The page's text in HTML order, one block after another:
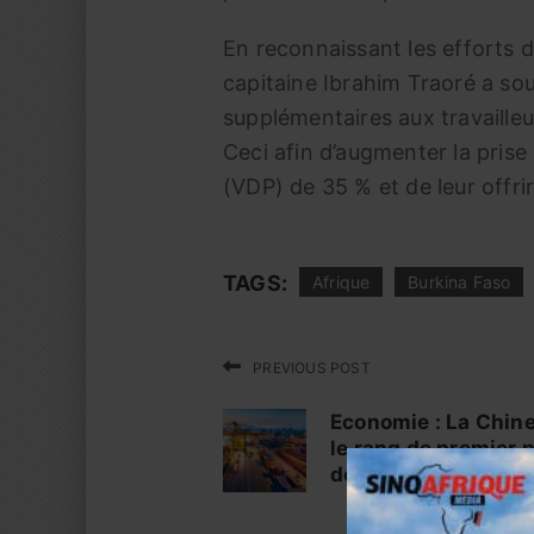
En reconnaissant les efforts
capitaine Ibrahim Traoré a
supplémentaires aux
Ceci afin d’augmenter la
(VDP) de 35 % et de leur
TAGS: Afrique Burkina Faso
PREVIOUS POST
Economie : La
le rang de premier
de la Guinée